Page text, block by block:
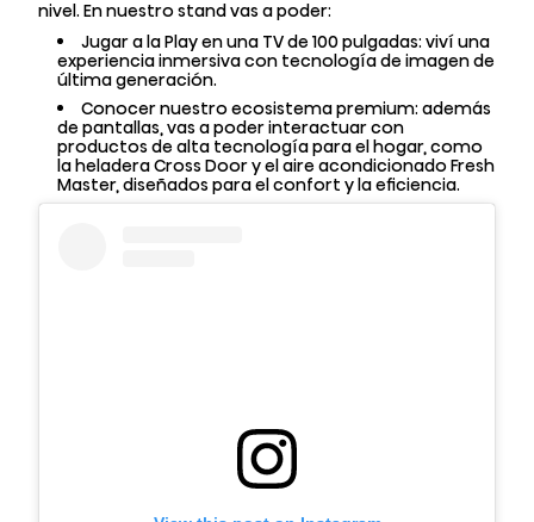
nivel. En nuestro stand vas a poder:
Jugar a la Play en una TV de 100 pulgadas: viví una
experiencia inmersiva con tecnología de imagen de
última generación.
Conocer nuestro ecosistema premium: además
de pantallas, vas a poder interactuar con
productos de alta tecnología para el hogar, como
la heladera Cross Door y el aire acondicionado Fresh
Master, diseñados para el confort y la eficiencia.